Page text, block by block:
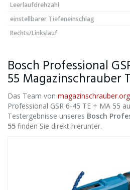
Leerlaufdrehzahl
einstellbarer Tiefeneinschlag
Rechts/Linkslauf
Bosch Professional
55 Magazinschrauber
Das Team von magazinschrauber.org
Professional GSR 6-45 TE + MA 55
Testergebnisse unseres Bosch
55 finden Sie direkt hierunter.